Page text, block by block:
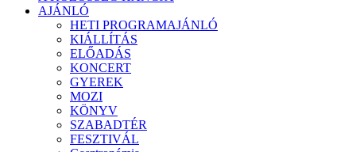
AJÁNLÓ
HETI PROGRAMAJÁNLÓ
KIÁLLÍTÁS
ELŐADÁS
KONCERT
GYEREK
MOZI
KÖNYV
SZABADTÉR
FESZTIVÁL